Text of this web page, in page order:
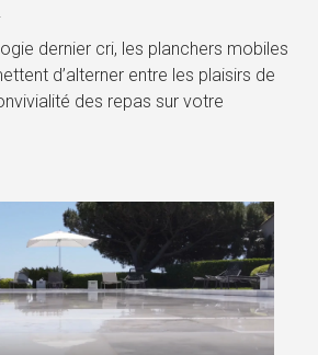
dernier cri, les planchers mobiles
d’alterner entre les plaisirs de
des repas sur votre